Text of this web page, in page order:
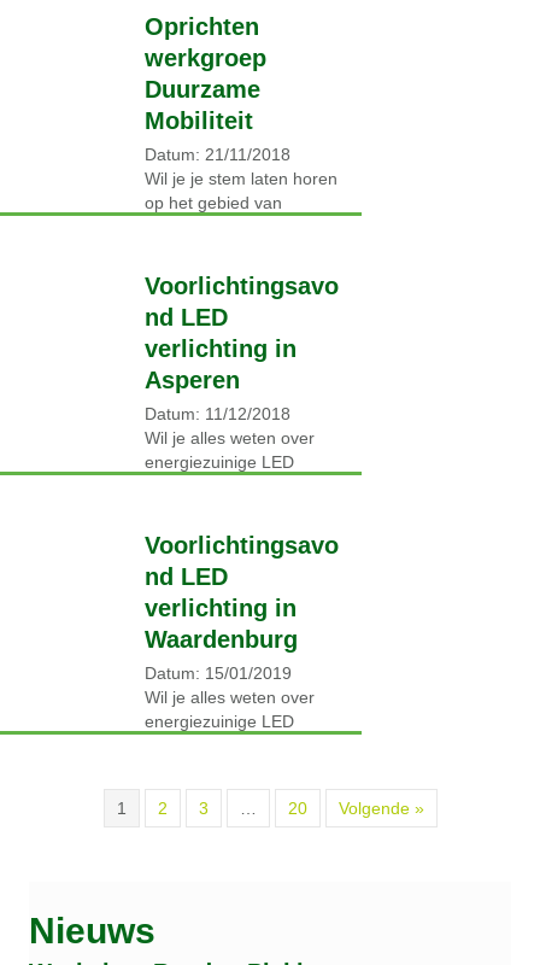
organiseert een
gezamenlijke excursie
naar duurzame huizen in
de gemeente West
Betuwe….
Lees verder →
Oprichten
werkgroep
Duurzame
Mobiliteit
Datum: 21/11/2018
Wil je je stem laten horen
op het gebied van
naar de avond Duurzame
Mobiliteit die we
organiseren…
Lees verder →
Voorlichtingsavo
nd LED
verlichting in
Asperen
Datum: 11/12/2018
Wil je alles weten over
energiezuinige LED
van Agt, de LED-specialist
van OliNo uit Eindhoven.
Het is…
Lees verder →
Voorlichtingsavo
nd LED
verlichting in
Waardenburg
Datum: 15/01/2019
Wil je alles weten over
energiezuinige LED
van Agt, de LED-specialist
van OliNo uit Eindhoven.
1 2 3 20 Volgende »
Nieuws